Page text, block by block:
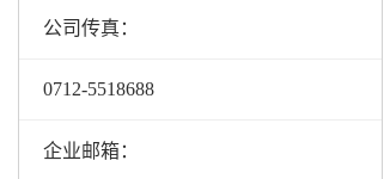
公司传真：
0712-5518688
企业邮箱：